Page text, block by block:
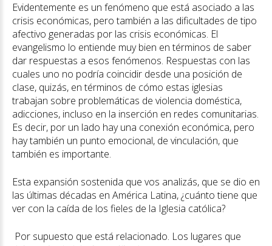
Evidentemente es un fenómeno que está asociado a las
crisis económicas, pero también a las dificultades de tipo
afectivo generadas por las crisis económicas. El
evangelismo lo entiende muy bien en términos de saber
dar respuestas a esos fenómenos. Respuestas con las
cuales uno no podría coincidir desde una posición de
clase, quizás, en términos de cómo estas iglesias
trabajan sobre problemáticas de violencia doméstica,
adicciones, incluso en la inserción en redes comunitarias.
Es decir, por un lado hay una conexión económica, pero
hay también un punto emocional, de vinculación, que
también es importante.
Esta expansión sostenida que vos analizás, que se dio en
las últimas décadas en América Latina, ¿cuánto tiene que
ver con la caída de los fieles de la Iglesia católica?
Por supuesto que está relacionado. Los lugares que